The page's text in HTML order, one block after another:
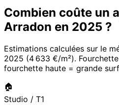
Combien coûte un
Arradon en 2025 ?
Estimations calculées sur le
2025 (4 633 €/m²).
fourchette haute = grande
🏠
Studio / T1